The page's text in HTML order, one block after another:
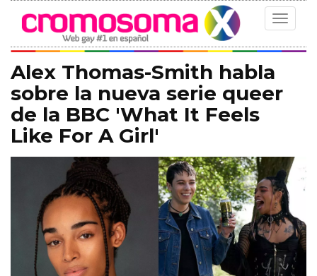
Toggle
Alex Thomas-Smith habla
sobre la nueva serie queer
de la BBC 'What It Feels
Like For A Girl'